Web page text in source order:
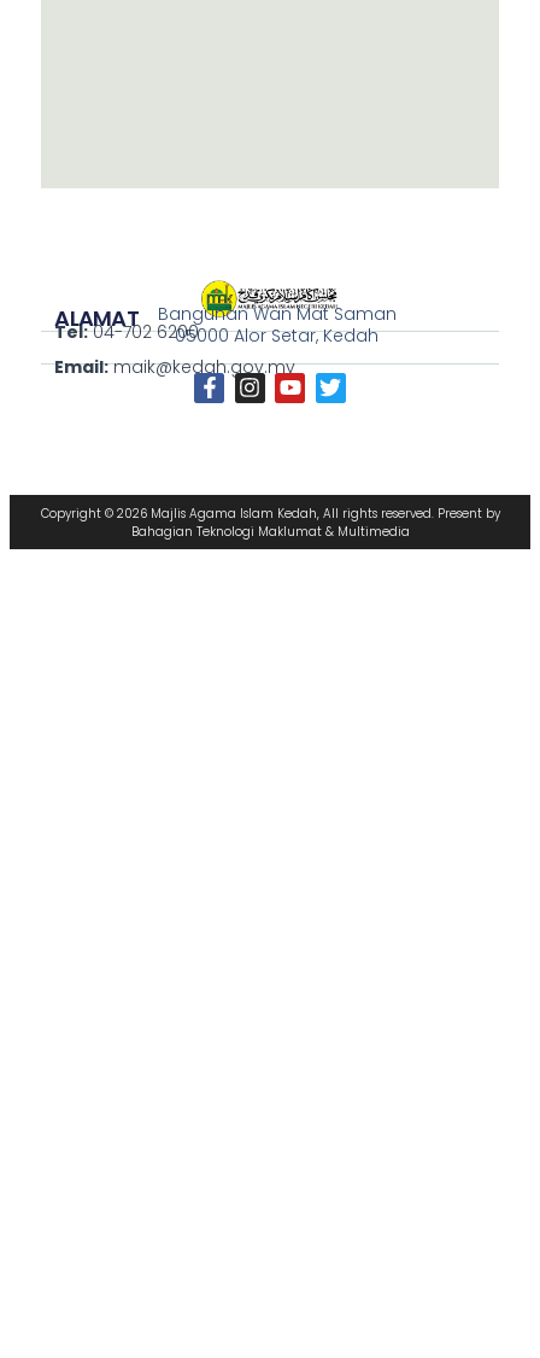
ALAMAT
Bangunan Wan Mat Saman
05000 Alor Setar, Kedah
Tel:04-702 6200
Email:maik@kedah.gov.my
Copyright © 2026 Majlis Agama Islam Kedah, All rights reserved. Present by
Bahagian Teknologi Maklumat & Multimedia